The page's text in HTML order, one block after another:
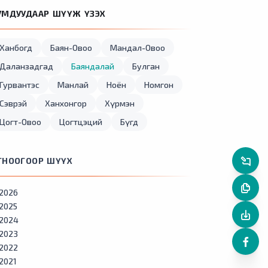
ШҮҮЖ ҮЗЭХ
Ханбогд Баян-Овоо
Мандал-Овоо
Даланзадгад
Баяндалай
Булган
Гурвантэс
Манлай Ноён
Номгон
Сэврэй
Ханхонгор
Хүрмэн
Цогт-Овоо
Цогтцэций Бүгд
ШҮҮХ